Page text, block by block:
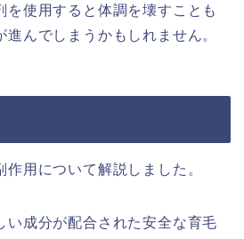
を使用すると体調を壊すことも
んでしまうかもしれません。
用について解説しました。
い成分が配合された安全な育毛